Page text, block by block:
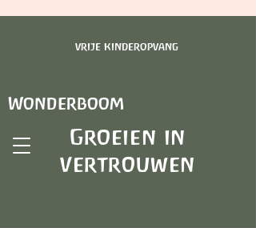
vrije kinderopvang
Wonderboom
Groeien in
vertrouwen